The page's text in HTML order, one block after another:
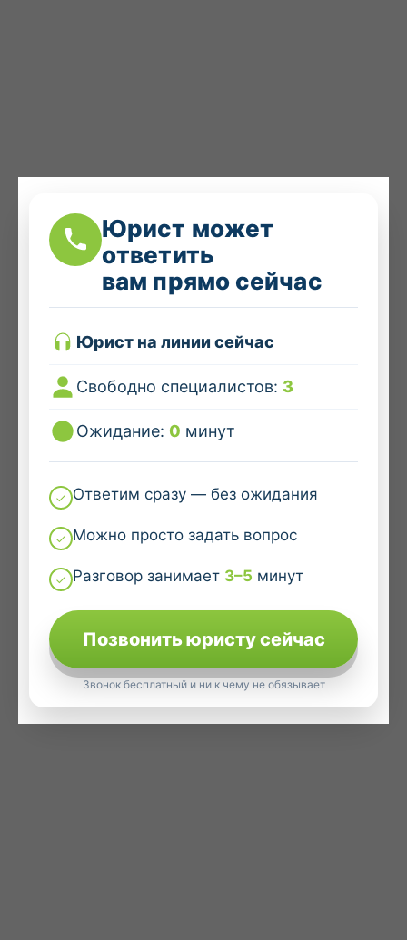
Юрист может
ответить
вам прямо сейчас
Юрист на линии сейчас
Свободно специалистов: 3
Ожидание: 0 минут
Ответим сразу — без ожидания
Можно просто задать вопрос
Разговор занимает 3–5 минут
Позвонить юристу сейчас
Звонок бесплатный и ни к чему не обязывает